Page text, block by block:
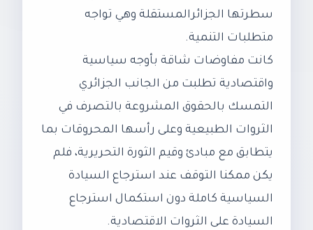
سطرتها الجزائرالمستقلة وهي تواجه
متطلبات التنمية.
كانت مفاوضات شاقة بأوجه سياسية
واقتصادية تطلبت من الجانب الجزائري
التمسك بالحقوق المشروعة بالتصرف في
الثروات الطبيعية وعلى رأسها المحروقات بما
يتطابق مع مبادئ وقيم الثورة التحريرية، فلم
يكن ممكنا التوقف عند استرجاع السيادة
السياسية كاملة دون استكمال استرجاع
السيادة على الثروات الاقتصادية.